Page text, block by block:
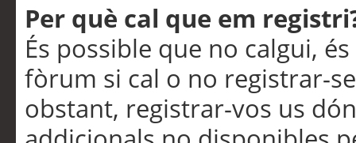
Per què cal que em
És possible que no calgui,
fòrum si cal o no registrar-
obstant, registrar-vos us